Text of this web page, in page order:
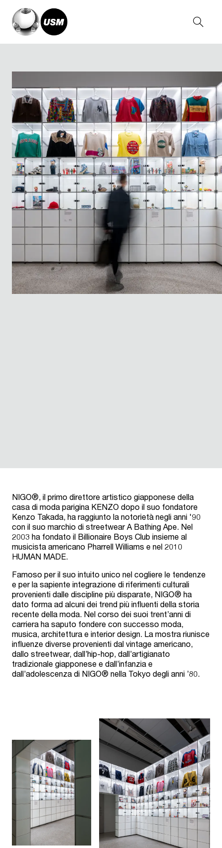
NIGO®, il primo direttore artistico giapponese della
casa di moda parigina KENZO dopo il suo fondatore
Kenzo Takada, ha raggiunto la notorietà negli anni '90
con il suo marchio di streetwear A Bathing Ape. Nel
2003 ha fondato il Billionaire Boys Club insieme al
musicista americano Pharrell Williams e nel 2010
HUMAN MADE.
Famoso per il suo intuito unico nel cogliere le tendenze
e per la sapiente integrazione di riferimenti culturali
provenienti dalle discipline più disparate, NIGO® ha
dato forma ad alcuni dei trend più influenti della storia
recente della moda. Nel corso dei suoi trent’anni di
carriera ha saputo fondere con successo moda,
musica, architettura e interior design. La mostra riunisce
influenze diverse provenienti dal vintage americano,
dallo streetwear, dall’hip-hop, dall’artigianato
tradizionale giapponese e dall’infanzia e
dall’adolescenza di NIGO® nella Tokyo degli anni ’80.